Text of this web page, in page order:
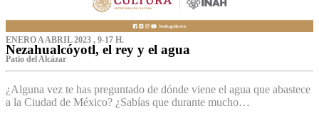
ENERO A ABRIL 2023 , 9-17 H.
Nezahualcóyotl, el rey y el agua
Patio del Alcázar
¿Alguna vez te has preguntado de dónde viene el agua que abastece
a la Ciudad de México? ¿Sabías que durante mucho…